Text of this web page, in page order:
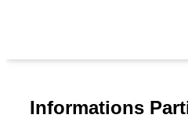
Informations